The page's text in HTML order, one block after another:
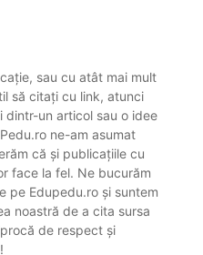
sau cu atât mai mult
să citați cu link, atunci
un articol sau o idee
ne-am asumat
că și publicațiile cu
face la fel. Ne bucurăm
pe Edupedu.ro și suntem
noastră de a cita sursa
de respect și